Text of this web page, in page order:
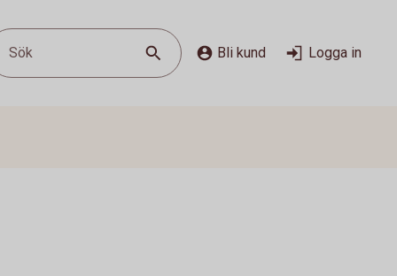
Sök Bli kund Logga in